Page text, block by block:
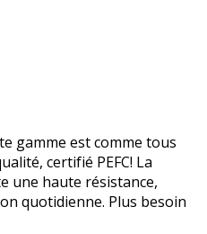
gamme est comme tous
certifié PEFC! La
une haute résistance,
quotidienne. Plus besoin